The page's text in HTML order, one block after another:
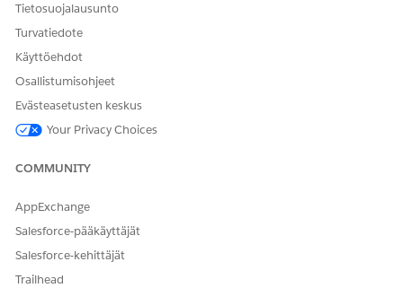
Tietosuojalausunto
Turvatiedote
Käyttöehdot
Osallistumisohjeet
Evästeasetusten keskus
Your Privacy Choices
COMMUNITY
AppExchange
Salesforce-pääkäyttäjät
Salesforce-kehittäjät
Trailhead